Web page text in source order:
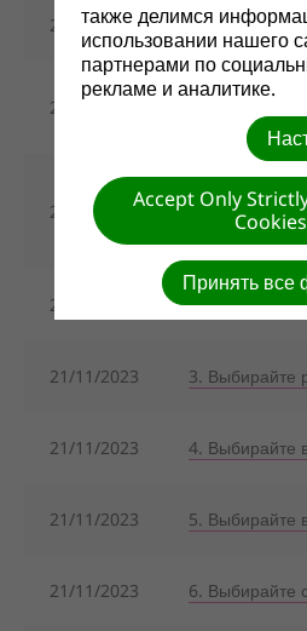
21/11/2023 9. Выбирайте
21/11/2023
Скачать всё
21/11/2023
своими
21/11/2023 2. Выбирайте
21/11/2023 3. Выбирайте
21/11/2023 4. Выбирайте
21/11/2023 5. Выбирайте
21/11/2023 6. Выбирайте
также делимся
использовании нашего
партнерами по
рекламе и аналитике.
Accept Only
Cookies
Принять